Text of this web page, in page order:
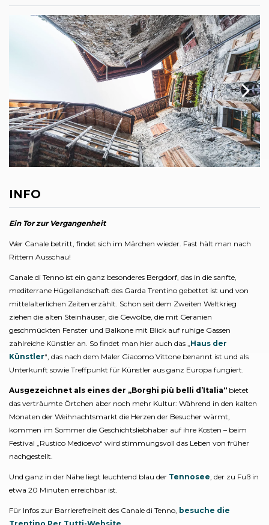
INFO
Ein Tor zur Vergangenheit
Wer Canale betritt, findet sich im Märchen wieder. Fast hält man nach
Rittern Ausschau!
Canale di Tenno ist ein ganz besonderes Bergdorf, das in die sanfte,
mediterrane Hügellandschaft des Garda Trentino gebettet ist und von
mittelalterlichen Zeiten erzählt. Schon seit dem Zweiten Weltkrieg
ziehen die alten Steinhäuser, die Gewölbe, die mit Geranien
geschmückten Fenster und Balkone mit Blick auf ruhige Gassen
zahlreiche Künstler an. So findet man hier auch das „ Haus der
Künstler“, das nach dem Maler Giacomo Vittone benannt ist und als
Unterkunft sowie Treffpunkt für Künstler aus ganz Europa fungiert.
Ausgezeichnet als eines der „Borghi più belli d’Italia“ bietet
das verträumte Örtchen aber noch mehr Kultur: Während in den kalten
Monaten der Weihnachtsmarkt die Herzen der Besucher wärmt,
kommen im Sommer die Geschichtsliebhaber auf ihre Kosten – beim
Festival „Rustico Medioevo“ wird stimmungsvoll das Leben von früher
nachgestellt.
Und ganz in der Nähe liegt leuchtend blau der Tennosee , der zu Fuß in
etwa 20 Minuten erreichbar ist.
Für Infos zur Barrierefreiheit des Canale di Tenno, besuche die